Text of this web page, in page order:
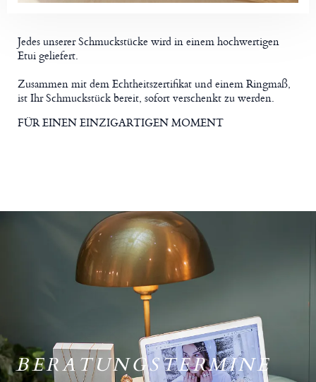
Jedes unserer Schmuckstücke wird in einem hochwertigen
Etui geliefert.
Zusammen mit dem Echtheitszertifikat und einem Ringmaß,
ist Ihr Schmuckstück bereit, sofort verschenkt zu werden.
FÜR EINEN EINZIGARTIGEN MOMENT
BERATUNGSTERMINE